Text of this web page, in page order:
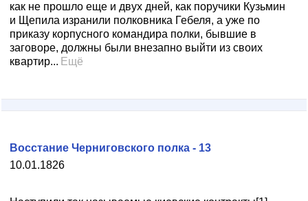
как не прошло еще и двух дней, как поручики Кузьмин
и Щепила изранили полковника Гебеля, а уже по
приказу корпусного командира полки, бывшие в
заговоре, должны были внезапно выйти из своих
квартир... Ещё
10.01.1826
Восстание Черниговского полка - 13